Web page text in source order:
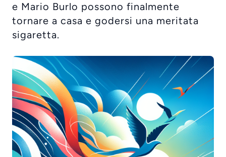
e Mario Burlo possono finalmente
tornare a casa e godersi una meritata
sigaretta.